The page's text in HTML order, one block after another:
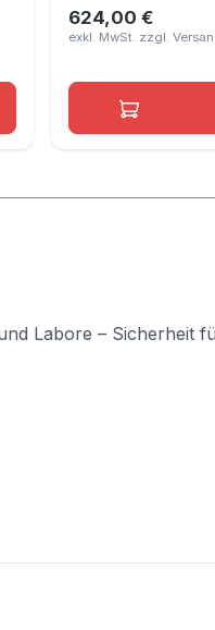
564x508x162 mm
Regulärer Preis:
624,00 €
Labore – Sicherheit